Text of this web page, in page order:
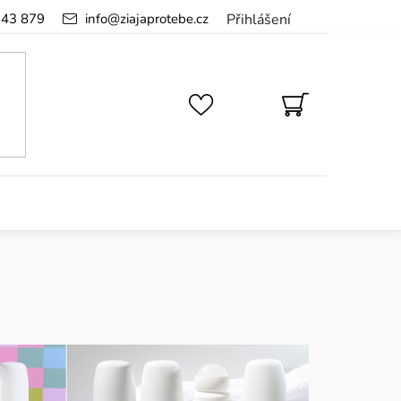
Přihlášení
info@ziajaprotebe.cz
879
NÁKUPNÍ
KOŠÍK